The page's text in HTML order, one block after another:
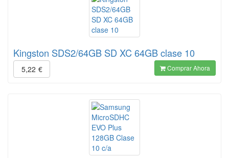
Kingston SDS2/64GB SD XC 64GB clase 10
5,22 € Comprar Ahora